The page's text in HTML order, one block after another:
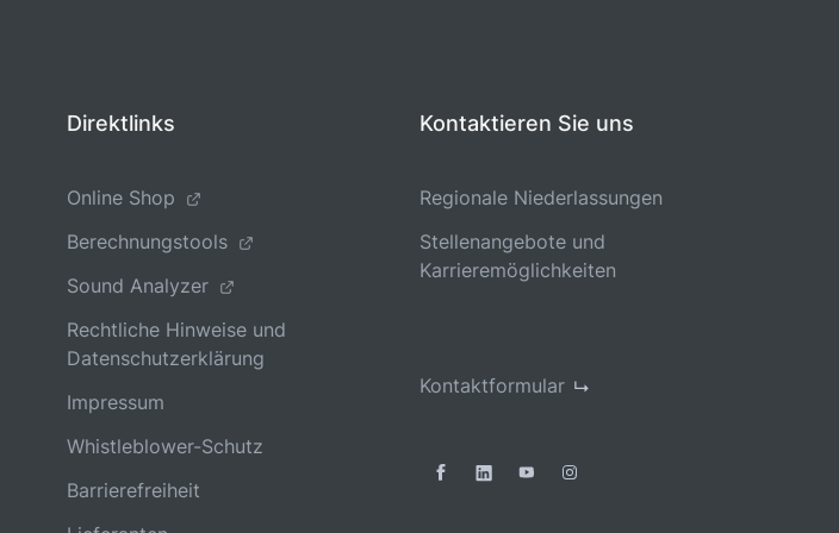
Direktlinks
Online Shop
Berechnungstools
Sound Analyzer
Rechtliche Hinweise und
Datenschutzerklärung
Impressum
Whistleblower-Schutz
Barrierefreiheit
Kontaktieren Sie uns
Regionale Niederlassungen
Stellenangebote und
Karrieremöglichkeiten
Kontaktformular